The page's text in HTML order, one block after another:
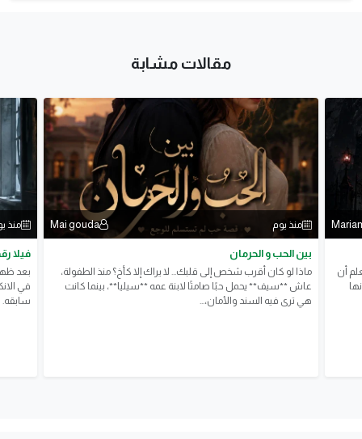
مقالات مشابة
أن
منذ يوم Mai gouda
بين الحب و الحرمان
ماذا لو كان أقرب شخص إلى قلبك... لا يراك إلا كأخ؟ منذ الطفولة،
عاش **سيف** يحمل حبًا صامتًا لابنة عمه **سيليا**، بينما كانت
هي ترى فيه السند والأمان،...
منذ
فيلا رقم 19 | الفصل الثاني: الغرفة التي لا
بعد
في
سابقه.